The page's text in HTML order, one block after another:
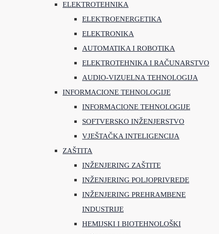
ELEKTROTEHNIKA
ELEKTROENERGETIKA
ELEKTRONIKA
AUTOMATIKA I ROBOTIKA
ELEKTROTEHNIKA I RAČUNARSTVO
AUDIO-VIZUELNA TEHNOLOGIJA
INFORMACIONE TEHNOLOGIJE
INFORMACIONE TEHNOLOGIJE
SOFTVERSKO INŽENJERSTVO
VJEŠTAČKA INTELIGENCIJA
ZAŠTITA
INŽENJERING ZAŠTITE
INŽENJERING POLJOPRIVREDE
INŽENJERING PREHRAMBENE
INDUSTRIJE
HEMIJSKI I BIOTEHNOLOŠKI